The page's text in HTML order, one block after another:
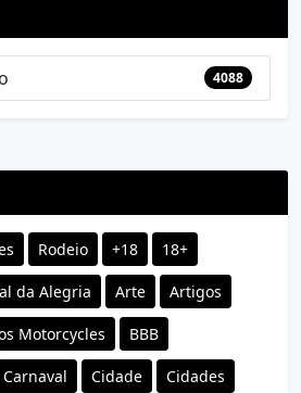
4088
Rodeio +18 18+
da Alegria Arte Artigos
Motorcycles BBB
Carnaval Cidade Cidades